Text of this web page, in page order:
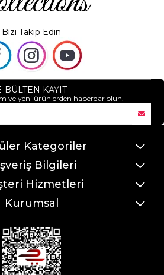
Bizi Takip Edin
BÜLTEN KAYIT
ve yeni ürünlerden haberdar olun.
Kategoriler
Bilgileri
Hizmetleri
Kurumsal